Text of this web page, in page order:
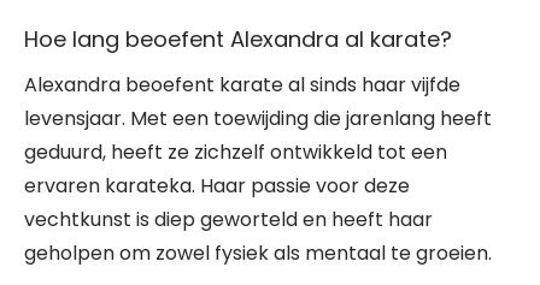
Hoe lang beoefent Alexandra al karate?
Alexandra beoefent karate al sinds haar vijfde
levensjaar. Met een toewijding die jarenlang heeft
geduurd, heeft ze zichzelf ontwikkeld tot een
ervaren karateka. Haar passie voor deze
vechtkunst is diep geworteld en heeft haar
geholpen om zowel fysiek als mentaal te groeien.